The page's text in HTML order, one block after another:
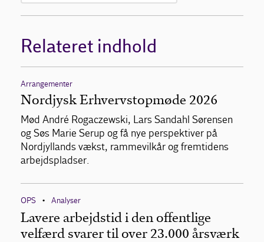
Relateret indhold
Arrangementer
Nordjysk Erhvervstopmøde 2026
Mød André Rogaczewski, Lars Sandahl Sørensen
og Søs Marie Serup og få nye perspektiver på
Nordjyllands vækst, rammevilkår og fremtidens
arbejdspladser.
OPS • Analyser
Lavere arbejdstid i den offentlige
velfærd svarer til over 23.000 årsværk